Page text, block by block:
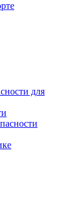
для